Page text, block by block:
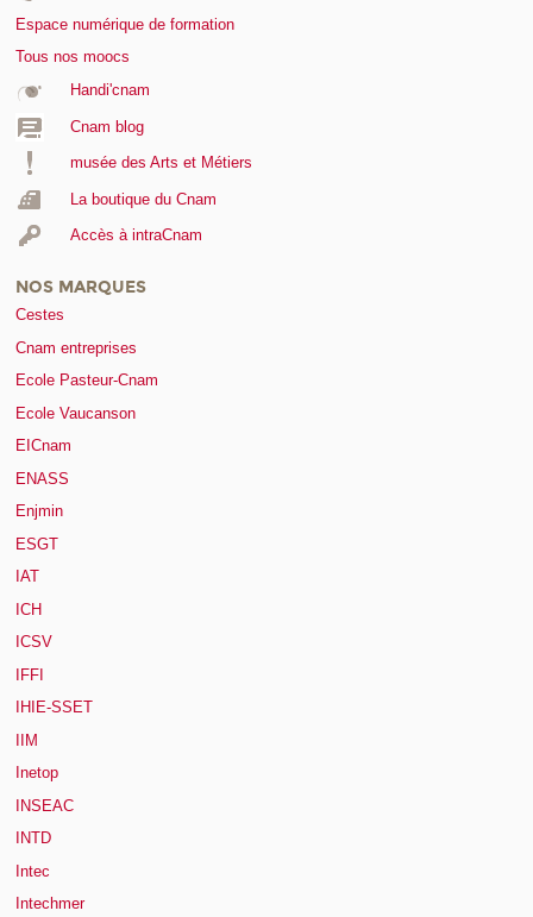
Espace numérique de formation
Tous nos moocs
Handi'cnam
Cnam blog
musée des Arts et Métiers
La boutique du Cnam
Accès à intraCnam
NOS MARQUES
Cestes
Cnam entreprises
Ecole Pasteur-Cnam
Ecole Vaucanson
EICnam
ENASS
Enjmin
ESGT
IAT
ICH
ICSV
IFFI
IHIE-SSET
IIM
Inetop
INSEAC
INTD
Intec
Intechmer